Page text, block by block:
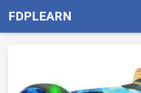
FDPLEARN